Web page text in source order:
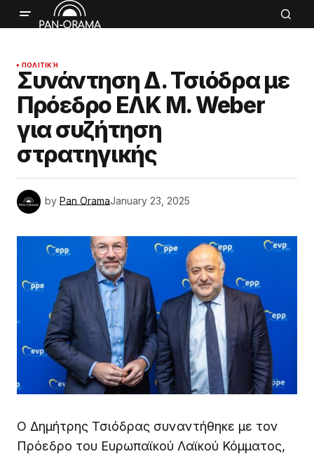
ΠΟΛΙΤΙΚΉ
Συνάντηση Δ. Τσιόδρα με
Πρόεδρο ΕΛΚ Μ. Weber
για συζήτηση
στρατηγικής
by Pan OramaJanuary 23, 2025
Ο Δημήτρης Τσιόδρας συναντήθηκε με τον
Πρόεδρο του Ευρωπαϊκού Λαϊκού Κόμματος,